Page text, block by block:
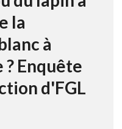
la
à
? Enquête
d'FGL